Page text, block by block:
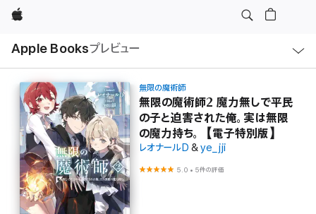
Apple
Apple Booksプレビュー
ル
無限の魔術師
無限の魔術師2 魔力無しで平民
の子と迫害された俺。実は無限
の魔力持ち。【電子特別版】
レオナールD &ye_jji
5.0 • 5件の評価